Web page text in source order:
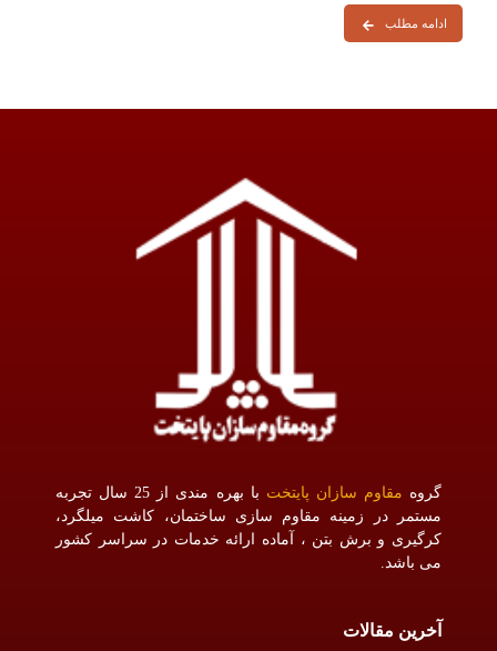
ادامه مطلب
گروه مقاوم سازان پایتخت
با بهره مندی از 25 سال تجربه
مستمر در زمینه مقاوم سازی ساختمان، کاشت میلگرد،
کرگیری و برش بتن ، آماده ارائه خدمات در سراسر کشور
می باشد.
آخرین مقالات